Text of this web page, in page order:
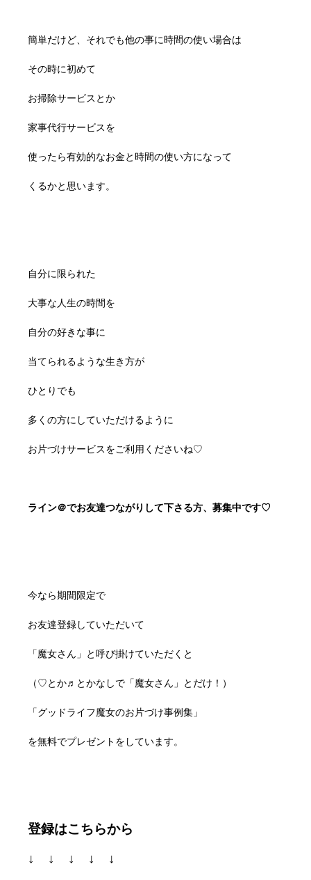
簡単だけど、それでも他の事に時間の使い場合は
その時に初めて
お掃除サービスとか
家事代行サービスを
使ったら有効的なお金と時間の使い方になって
くるかと思います。
自分に限られた
大事な人生の時間を
自分の好きな事に
当てられるような生き方が
ひとりでも
多くの方にしていただけるように
お片づけサービスをご利用くださいね♡
ライン＠でお友達つながりして下さる方、募集中です♡
今なら期間限定で
お友達登録していただいて
「魔女さん」と呼び掛けていただくと
（♡とか♬とかなしで「魔女さん」とだけ！）
「グッドライフ魔女のお片づけ事例集」
を無料でプレゼントをしています。
登録はこちらから
↓ ↓ ↓ ↓ ↓